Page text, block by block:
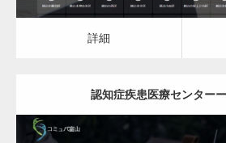
詳細
認知症疾患医療センター